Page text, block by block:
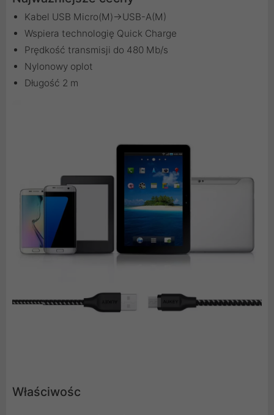
Kabel USB Micro(M)->USB-A(M)
Wspiera technologię Quick Charge
Prędkość transmisji do 480 Mb/s
Nylonowy oplot
Długość 2 m
Właściwośc